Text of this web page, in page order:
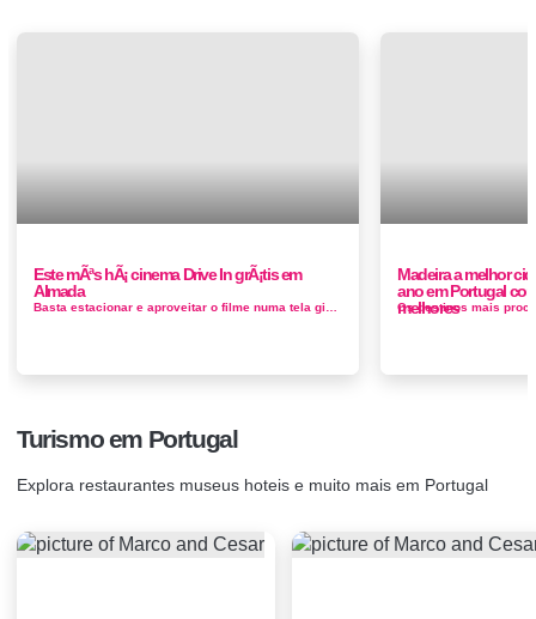
Este mÃªs hÃ¡ cinema Drive In grÃ¡tis em
Almada
Basta estacionar e aproveitar o filme numa tela gigante. Tem dois clássicos por onde escolher Grease e A Ressaca. Sim, este parque vai trans...
Madeira a melhor
ano em Portugal
melhores
Turismo em Portugal
Explora restaurantes museus hoteis e muito mais em Portugal